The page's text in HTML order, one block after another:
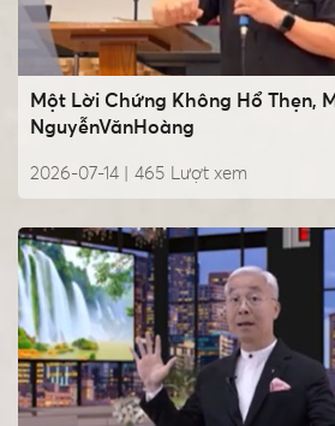
Một Lời Chứng Không Hổ Thẹn,
NguyễnVănHoàng
2026-07-14 | Lượt xem
465